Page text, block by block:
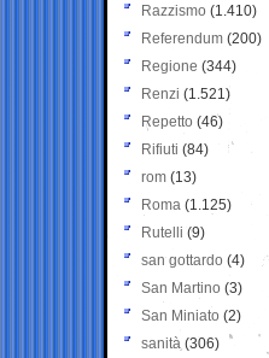
Razzismo (1.410)
Referendum (200)
Regione (344)
Renzi (1.521)
Repetto (46)
Rifiuti (84)
rom (13)
Roma (1.125)
Rutelli (9)
san gottardo (4)
San Martino (3)
San Miniato (2)
sanità (306)